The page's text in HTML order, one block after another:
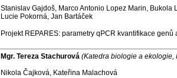
Stanislav Gajdoš, Marco Antonio Lopez Marin,
Lucie Pokorná, Jan Bartáček
Projekt REPARES: parametry qPCR kvantifikace
Mgr. Tereza Stachurová (Katedra biologie a ekologie,
Nikola Čajková, Kateřina Malachová